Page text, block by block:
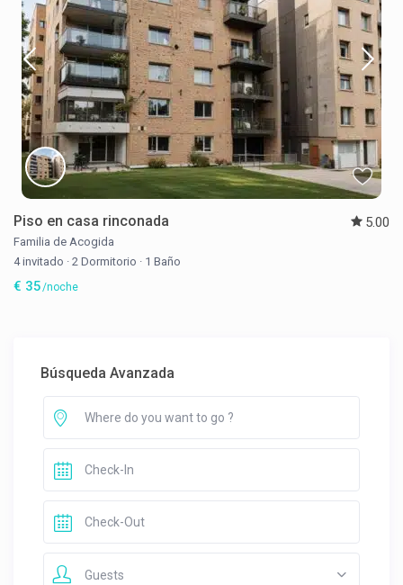
Piso en casa rinconada 5.00
Familia de Acogida
4 invitado · 2 Dormitorio · 1 Baño
€ 35/noche
Búsqueda Avanzada
Guests